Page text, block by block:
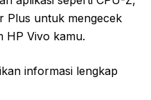
Plus untuk mengecek
HP Vivo kamu.
informasi lengkap